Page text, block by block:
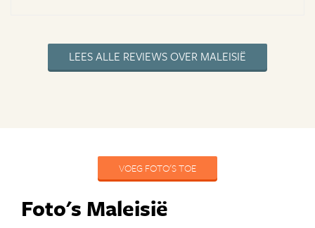
LEES ALLE REVIEWS OVER MALEISIË
VOEG FOTO'S TOE
Foto's Maleisië